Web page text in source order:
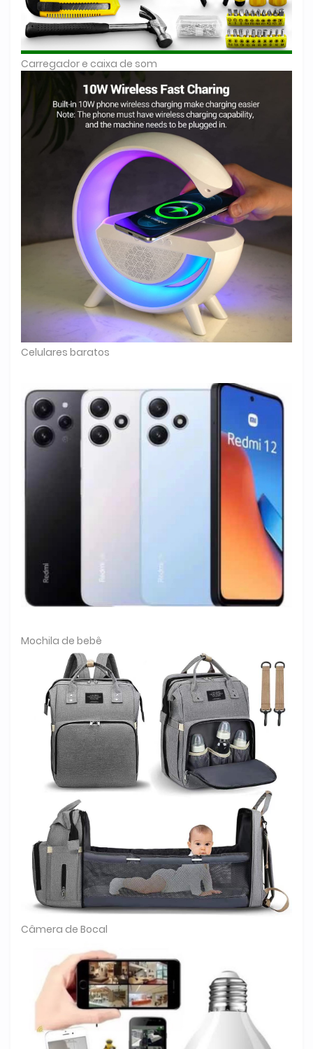
Carregador e caixa de som
Celulares baratos
Mochila de bebê
Câmera de Bocal